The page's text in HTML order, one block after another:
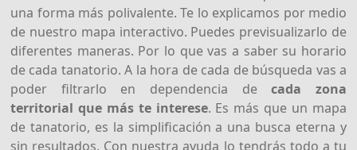
una forma más polivalente. Te lo explicamos por medio
de nuestro mapa interactivo. Puedes previsualizarlo de
diferentes maneras. Por lo que vas a saber su horario
de cada tanatorio. A la hora de cada de búsqueda vas a
poder filtrarlo en dependencia decada zona
territorial que más te interese. Es más que un mapa
de tanatorio, es la simplificación a una busca eterna y
sin resultados. Con nuestra ayuda lo tendrás todo a tu